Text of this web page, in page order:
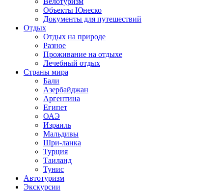
Объекты Юнеско
Документы для путешествий
Отдых
Отдых на природе
Разное
Проживание на отдыхе
Лечебный отдых
Страны мира
Бали
Азербайджан
Аргентина
Египет
ОАЭ
Израиль
Мальдивы
Шри-ланка
Турция
Таиланд
Тунис
Автотуризм
Экскурсии